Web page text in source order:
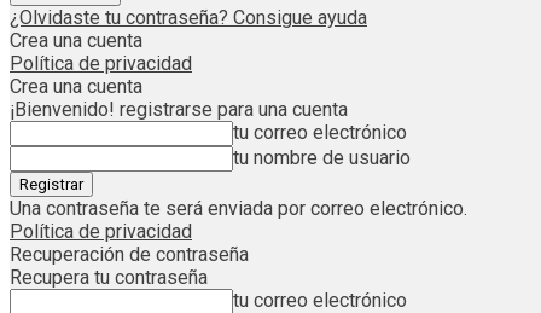
¿Olvidaste tu contraseña? Consigue ayuda
Crea una cuenta
Política de privacidad
Crea una cuenta
¡Bienvenido! registrarse para una cuenta
tu correo electrónico
tu nombre de usuario
Una contraseña te será enviada por correo electrónico.
Política de privacidad
Recuperación de contraseña
Recupera tu contraseña
tu correo electrónico